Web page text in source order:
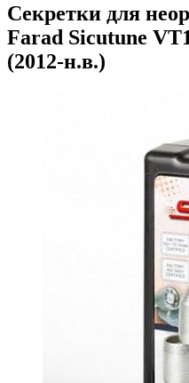
Секретки для
Farad Sicutune
(2012-н.в.)